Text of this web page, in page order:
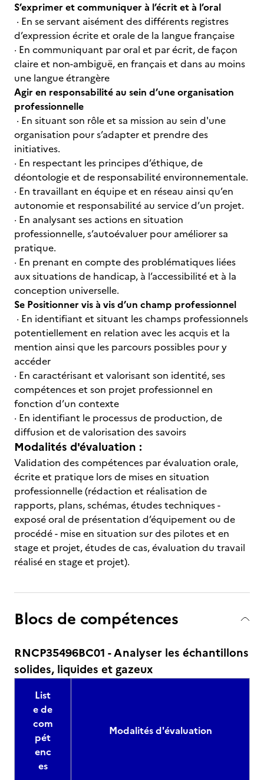
S’exprimer et communiquer à l’écrit et à l’oral
· En se servant aisément des différents registres
d’expression écrite et orale de la langue française
· En communiquant par oral et par écrit, de façon
claire et non-ambiguë, en français et dans au moins
une langue étrangère
Agir en responsabilité au sein d’une organisation
professionnelle
· En situant son rôle et sa mission au sein d'une
organisation pour s’adapter et prendre des
initiatives.
· En respectant les principes d’éthique, de
déontologie et de responsabilité environnementale.
· En travaillant en équipe et en réseau ainsi qu’en
autonomie et responsabilité au service d’un projet.
· En analysant ses actions en situation
professionnelle, s’autoévaluer pour améliorer sa
pratique.
· En prenant en compte des problématiques liées
aux situations de handicap, à l’accessibilité et à la
conception universelle.
Se Positionner vis à vis d’un champ professionnel
· En identifiant et situant les champs professionnels
potentiellement en relation avec les acquis et la
mention ainsi que les parcours possibles pour y
accéder
· En caractérisant et valorisant son identité, ses
compétences et son projet professionnel en
fonction d’un contexte
· En identifiant le processus de production, de
diffusion et de valorisation des savoirs
Modalités d'évaluation :
Validation des compétences par évaluation orale,
écrite et pratique lors de mises en situation
professionnelle (rédaction et réalisation de
rapports, plans, schémas, études techniques -
exposé oral de présentation d’équipement ou de
procédé - mise en situation sur des pilotes et en
stage et projet, études de cas, évaluation du travail
réalisé en stage et projet).
Blocs de compétences
RNCP35496BC01 - Analyser les échantillons
solides, liquides et gazeux
List
e de
com
pét
enc
es
Modalités d'évaluation